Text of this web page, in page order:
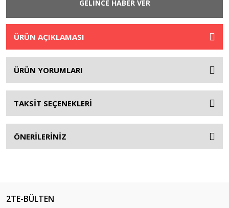
GELİNCE HABER VER
ÜRÜN AÇIKLAMASI
ÜRÜN YORUMLARI
TAKSİT SEÇENEKLERİ
ÖNERİLERİNİZ
2TE-BÜLTEN